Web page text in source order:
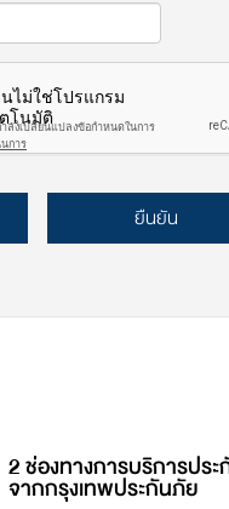
ยืนยัน
2 ช่องทางการบริการปร
จากกรุงเทพประกันภัย